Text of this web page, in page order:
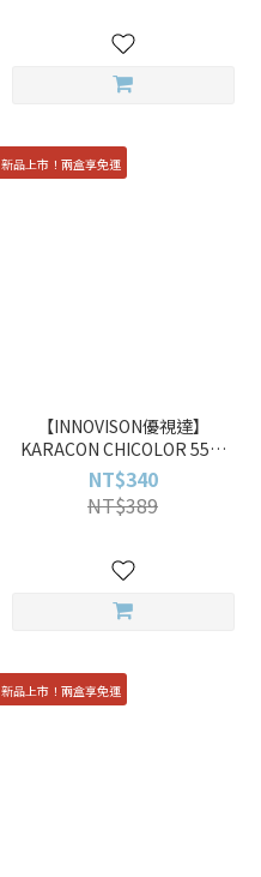
新品上市！兩盒享免運
【INNOVISON優視達】
KARACON CHICOLOR 55%
#43 暮弦棕 Lunar Brown
10pcs 彩色日拋
NT$340
NT$389
新品上市！兩盒享免運